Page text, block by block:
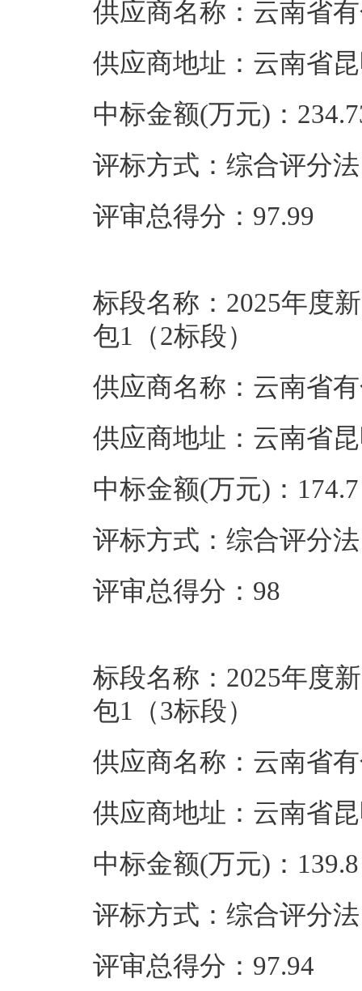
供应商名称：云南省
供应商地址：云南省
中标金额(万元)：
评标方式：综合评分法
评审总得分：97.99
标段名称：2025年度
包1（2标段）
供应商名称：云南省
供应商地址：云南省
中标金额(万元)：174.7
评标方式：综合评分法
评审总得分：98
标段名称：2025年度
包1（3标段）
供应商名称：云南省
供应商地址：云南省
中标金额(万元)：139.8
评标方式：综合评分法
评审总得分：97.94